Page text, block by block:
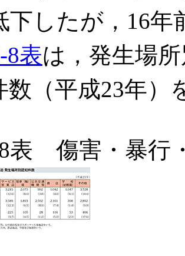
下したが，16
8表は，発生場
数（平成23年）
表 傷害・暴行